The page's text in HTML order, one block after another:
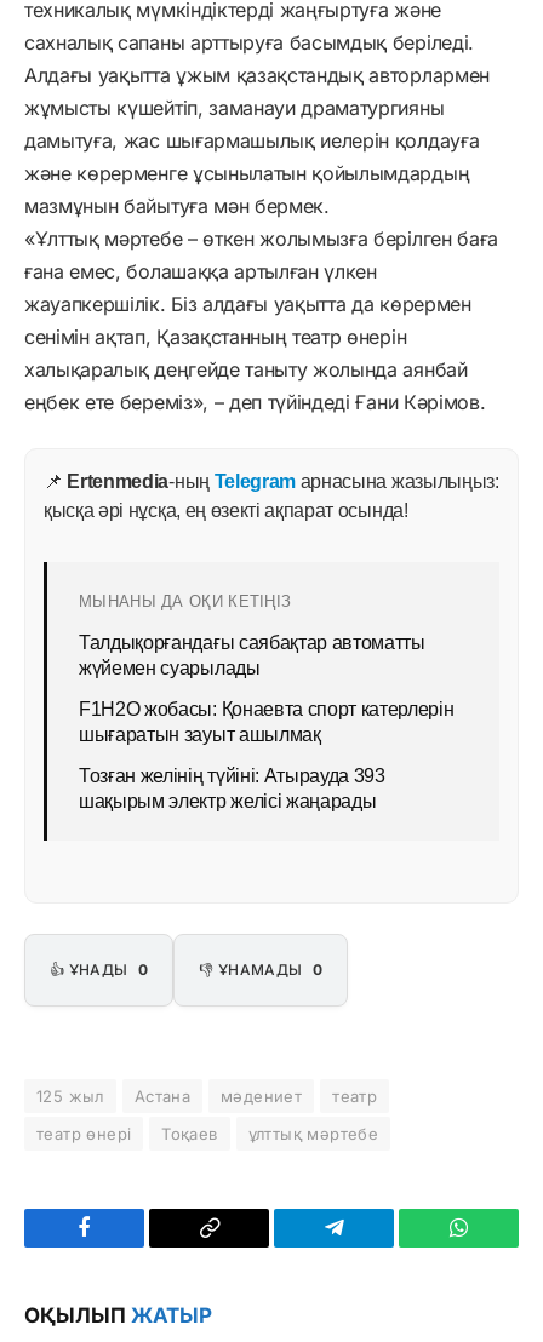
техникалық мүмкіндіктерді жаңғыртуға және
сахналық сапаны арттыруға басымдық беріледі.
Алдағы уақытта ұжым қазақстандық авторлармен
жұмысты күшейтіп, заманауи драматургияны
дамытуға, жас шығармашылық иелерін қолдауға
және көрерменге ұсынылатын қойылымдардың
мазмұнын байытуға мән бермек.
«Ұлттық мәртебе – өткен жолымызға берілген баға
ғана емес, болашаққа артылған үлкен
жауапкершілік. Біз алдағы уақытта да көрермен
сенімін ақтап, Қазақстанның театр өнерін
халықаралық деңгейде таныту жолында аянбай
еңбек ете береміз», – деп түйіндеді Ғани Кәрімов.
📌 Ertenmedia-ның Telegram арнасына жазылыңыз:
қысқа әрі нұсқа, ең өзекті ақпарат осында!
МЫНАНЫ ДА ОҚИ КЕТІҢІЗ
Талдықорғандағы саябақтар автоматты
жүйемен суарылады
F1H2O жобасы: Қонаевта спорт катерлерін
шығаратын зауыт ашылмақ
Тозған желінің түйіні: Атырауда 393
шақырым электр желісі жаңарады
👍 ҰНАДЫ 0 👎 ҰНАМАДЫ 0
125 жыл Астана мәдениет
театр
театр өнері
Тоқаев ұлттық мәртебе
Facebook
Copy
Telegram
ОҚЫЛЫП ЖАТЫР